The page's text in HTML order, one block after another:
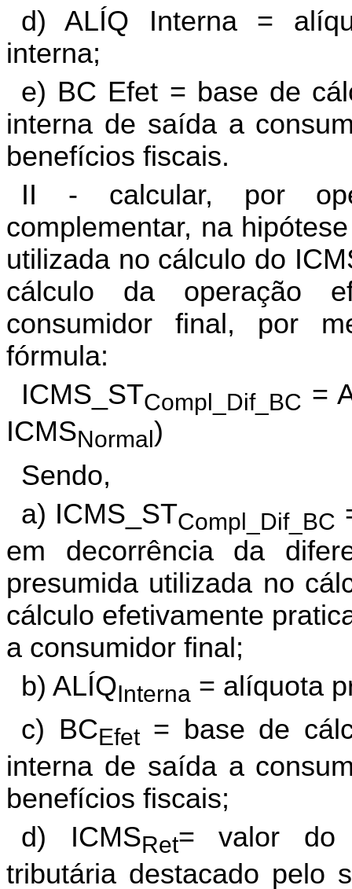
d) ALÍQ Interna =
interna;
e) BC Efet = base de
interna de saída a
benefícios fiscais.
II - calcular, por
complementar, na
utilizada no cálculo do
cálculo da operação
consumidor final, por
fórmula:
ICMS_STCompl_Dif_BC =
ICMSNormal )
Sendo,
a) ICMS_STCompl_Dif_BC
em decorrência da
presumida utilizada no
cálculo efetivamente
a consumidor final;
b) ALÍQInterna = alíquota
c) BCEfet= base de
interna de saída a
benefícios fiscais;
d) ICMSRet= valor do
tributária destacado pelo